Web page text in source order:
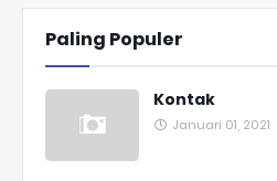
Paling Populer
Kontak
Januari 01, 2021